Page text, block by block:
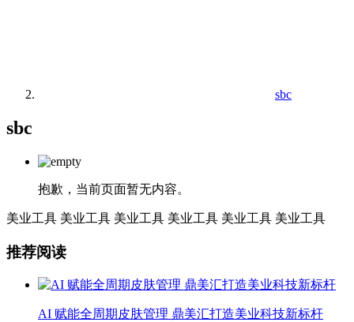
sbc
sbc
抱歉，当前页面暂无内容。
美业工具 美业工具 美业工具 美业工具 美业工具 美业工具
推荐阅读
AI 赋能全周期皮肤管理 鼎美汇打造美业科技新标杆